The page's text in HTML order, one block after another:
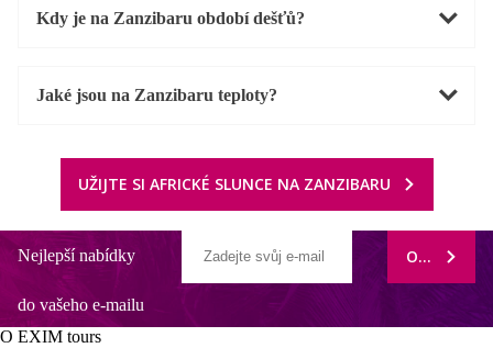
Kdy je na Zanzibaru období dešťů?
Jaké jsou na Zanzibaru teploty?
UŽIJTE SI AFRICKÉ SLUNCE NA ZANZIBARU
Nejlepší nabídky
do vašeho e-mailu
ODEBÍRAT
O EXIM tours